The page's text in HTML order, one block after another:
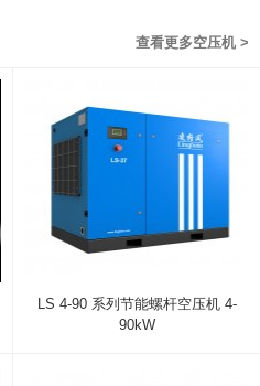
查看更多空压机 >
LS 4-90 系列节能螺杆空压机 4-
90kW